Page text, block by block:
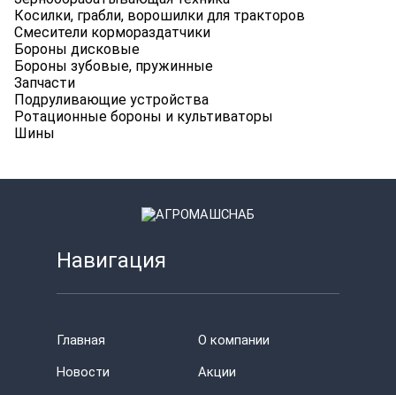
Косилки, грабли, ворошилки для тракторов
Смесители кормораздатчики
Бороны дисковые
Бороны зубовые, пружинные
Запчасти
Подруливающие устройства
Ротационные бороны и культиваторы
Шины
Навигация
Главная
О компании
Новости
Акции